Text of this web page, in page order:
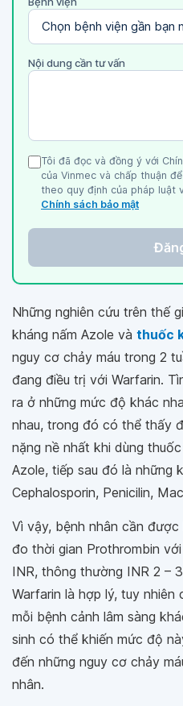
Nội dung cần tư vấn
Tôi đã đọc và đồng ý với
của Vinmec và chấp thuận
theo quy định của pháp luật
Chính sách bảo mật
Những nghiên cứu trên thế
kháng nấm Azole và thuốc
nguy cơ chảy máu trong 2
đang điều trị với Warfarin.
ra ở những mức độ khác
nhau, trong đó có thể thấy
nặng nề nhất khi dùng
Azole, tiếp sau đó là những
Cephalosporin, Penicilin,
Vì vậy, bệnh nhân cần
đo thời gian Prothrombin
INR, thông thường INR 2 –
Warfarin là hợp lý, tuy nhiên
mỗi bệnh cảnh lâm sàng
sinh có thể khiến mức độ
đến những nguy cơ chảy
nhân.